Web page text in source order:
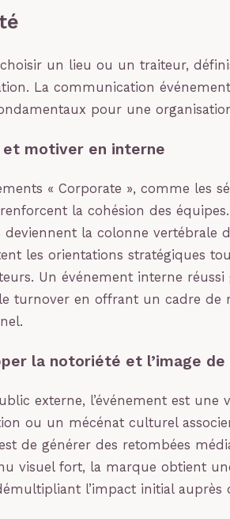
un lieu ou un traiteur,
La communication
pour une
et motiver en interne
« Corporate », comme les
la cohésion des
deviennent la colonne vertébrale
les orientations stratégiques
Un événement interne
turnover en offrant un cadre de
la notoriété et l’image de
externe, l’événement est une
ou un mécénat culturel
est de générer des retombées
visuel fort, la marque obtient
l’impact initial auprès